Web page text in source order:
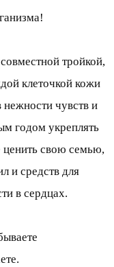
тройкой,
клеточкой кожи
нежности чувств и
годом укреплять
свою семью,
и средств для
в сердцах.